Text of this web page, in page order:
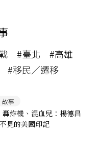
#臺北
#高雄
#移民／遷移
故事
炸機、混血兒：楊德昌
見的美國印記